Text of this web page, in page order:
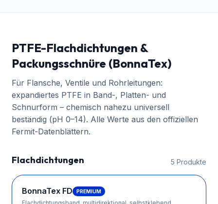
PTFE-Flachdichtungen &
Packungsschnüre (BonnaTex)
Für Flansche, Ventile und Rohrleitungen:
expandiertes PTFE in Band-, Platten- und
Schnurform – chemisch nahezu universell
beständig (pH 0–14). Alle Werte aus den offiziellen
Fermit-Datenblättern.
Flachdichtungen 5 Produkte
BonnaTex FD PREMIUM